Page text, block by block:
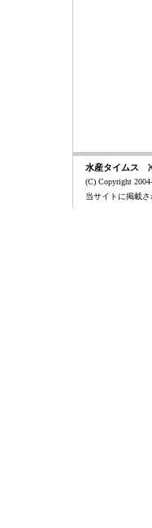
水産タイムス
(C) Copyright
当サイトに掲載